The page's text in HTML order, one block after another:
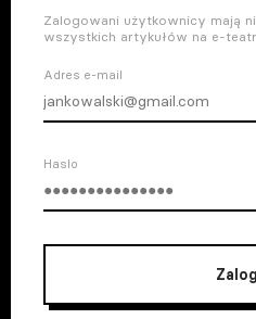
Zalogowani użytkownicy mają
wszystkich artykułów na e-
Adres e-mail
Haslo